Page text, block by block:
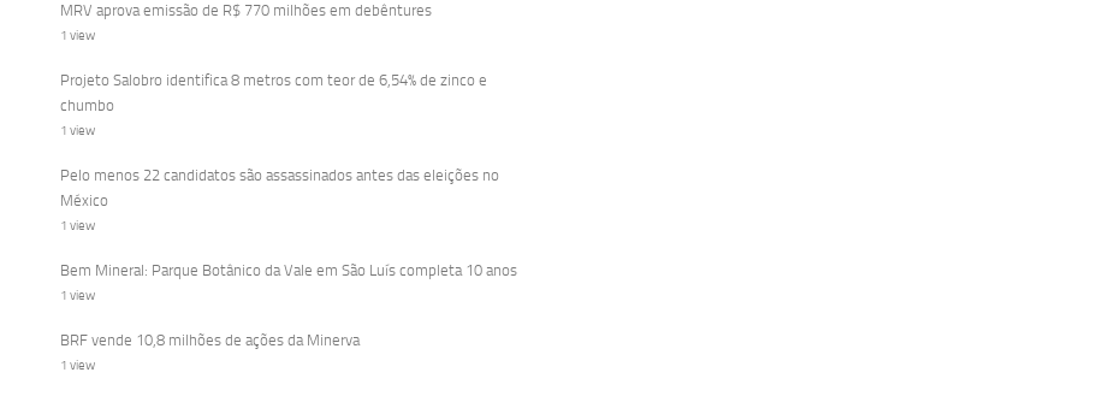
MRV aprova emissão de R$ 770 milhões em debêntures
1 view
Projeto Salobro identifica 8 metros com teor de 6,54% de zinco e
chumbo
1 view
Pelo menos 22 candidatos são assassinados antes das eleições no
México
1 view
Bem Mineral: Parque Botânico da Vale em São Luís completa 10 anos
1 view
BRF vende 10,8 milhões de ações da Minerva
1 view